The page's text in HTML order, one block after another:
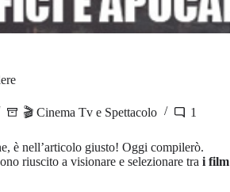
🎬 Cinema Tv e Spettacolo 1
è nell’articolo giusto! Oggi compilerò.
riuscito a visionare e selezionare tra i film